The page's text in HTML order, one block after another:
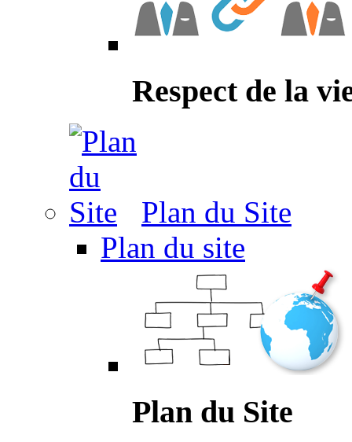
Respect de la
Plan du Site
Plan du site
Plan du Site